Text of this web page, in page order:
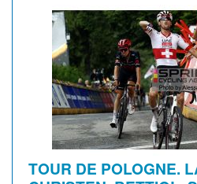
TOUR DE POLOGNE.